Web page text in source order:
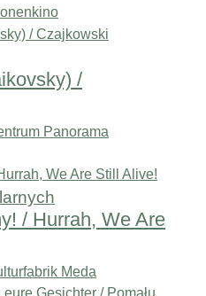
/
Panorama
/ Hurrah, We Are
Meda